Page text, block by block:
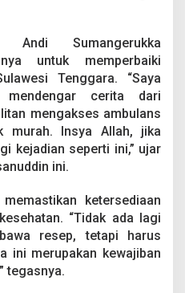
Andi Sumangerukka
untuk memperbaiki
Tenggara. “Saya
cerita dari
mengakses ambulans
murah. Insya Allah, jika
kejadian seperti ini,” ujar
ini.
ketersediaan
“Tidak ada lagi
resep, tetapi harus
ini merupakan kewajiban
tegasnya.